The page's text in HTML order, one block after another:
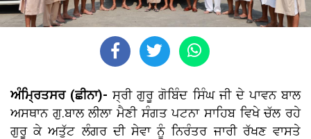
ਅੰਮ੍ਰਿਤਸਰ (ਛੀਨਾ)- ਸ੍ਰੀ ਗੁਰੂ ਗੋਬਿੰਦ ਸਿੰਘ ਜੀ ਦੇ ਪਾਵਨ ਬਾਲ
ਅਸਥਾਨ ਗੁ.ਬਾਲ ਲੀਲਾ ਮੈਣੀ ਸੰਗਤ ਪਟਨਾ ਸਾਹਿਬ ਵਿਖੇ ਚੱਲ ਰਹੇ
ਗੁਰੂ ਕੇ ਅਤੁੱਟ ਲੰਗਰ ਦੀ ਸੇਵਾ ਨੂੰ ਨਿਰੰਤਰ ਜਾਰੀ ਰੱਖਣ ਵਾਸਤੇ